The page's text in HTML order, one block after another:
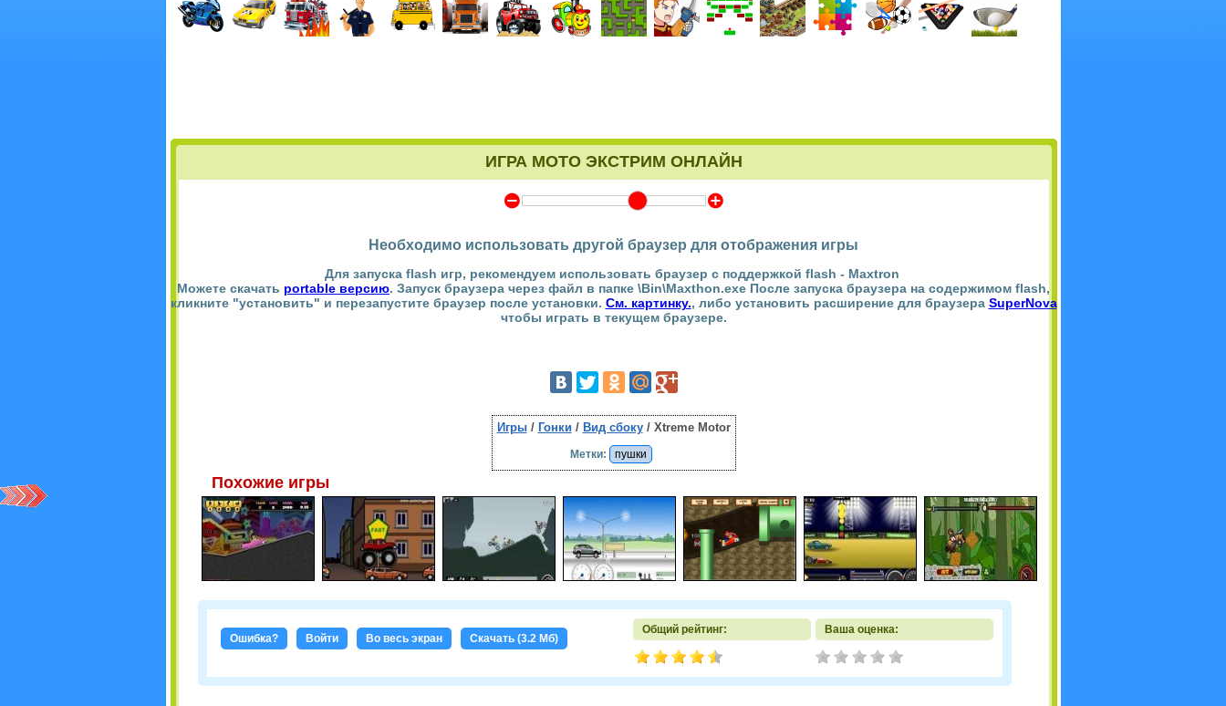
ИГРА МОТО ЭКСТРИМ ОНЛАЙН
Y Z
Необходимо использовать другой браузер для отображения игры
Для запуска flash игр, рекомендуем использовать браузер с поддержкой flash - Maxtron
Можете скачать portable версию. Запуск браузера через файл в папке \Bin\Maxthon.exe После запуска браузера на содержимом flash,
кликните "установить" и перезапустите браузер после установки. См. картинку., либо установить расширение для браузера SuperNova
чтобы играть в текущем браузере.
Игры/ Гонки / Вид сбоку/ Xtreme Motor
Метки: пушки
Похожие игры
Ошибка? Войти Во весь экран Скачать (3.2 Мб)
Общий рейтинг: Ваша оценка: